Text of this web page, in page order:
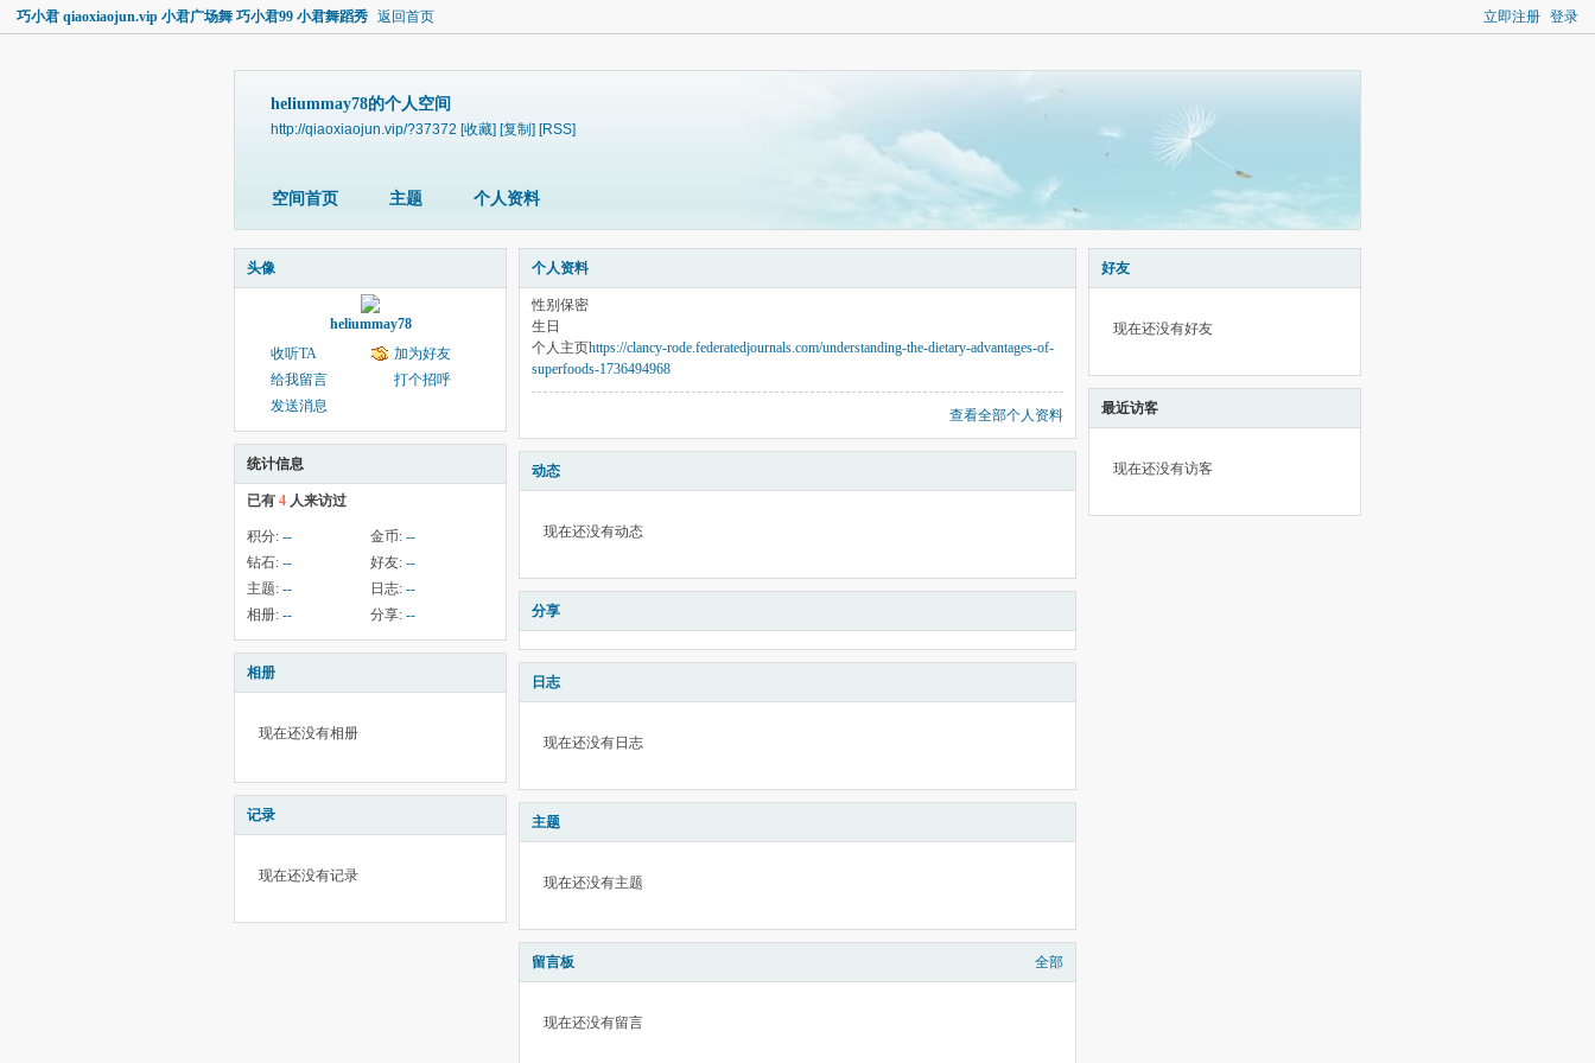
立即注册 登录
巧小君 qiaoxiaojun.vip 小君广场舞 巧小君99 小君舞蹈秀 返回首页
heliummay78的个人空间
http://qiaoxiaojun.vip/?37372 [收藏] [复制] [RSS]
空间首页 主题 个人资料
头像
heliummay78
收听TA
加为好友
给我留言
打个招呼
发送消息
统计信息
已有 4 人来访过
积分: -- 金币: --
钻石: -- 好友: --
主题: -- 日志: --
相册: -- 分享: --
相册
现在还没有相册
记录
现在还没有记录
个人资料
性别 保密
生日
个人主页https://clancy-rode.federatedjournals.com/understanding-the-dietary-advantages-of-
superfoods-1736494968
查看全部个人资料
动态
现在还没有动态
分享
日志
现在还没有日志
主题
现在还没有主题
留言板 全部
现在还没有留言
好友
现在还没有好友
最近访客
现在还没有访客